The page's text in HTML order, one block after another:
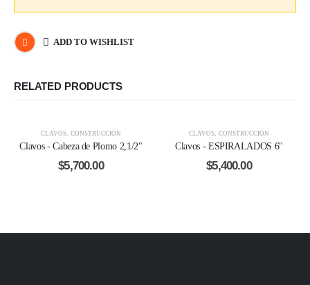
ADD TO WISHLIST
RELATED PRODUCTS
CLAVOS, CONSTRUCCIÓN
Clavos - Cabeza de Plomo 2,1/2"
$5,700.00
CLAVOS, CONSTRUCCIÓN
Clavos - ESPIRALADOS 6"
$5,400.00